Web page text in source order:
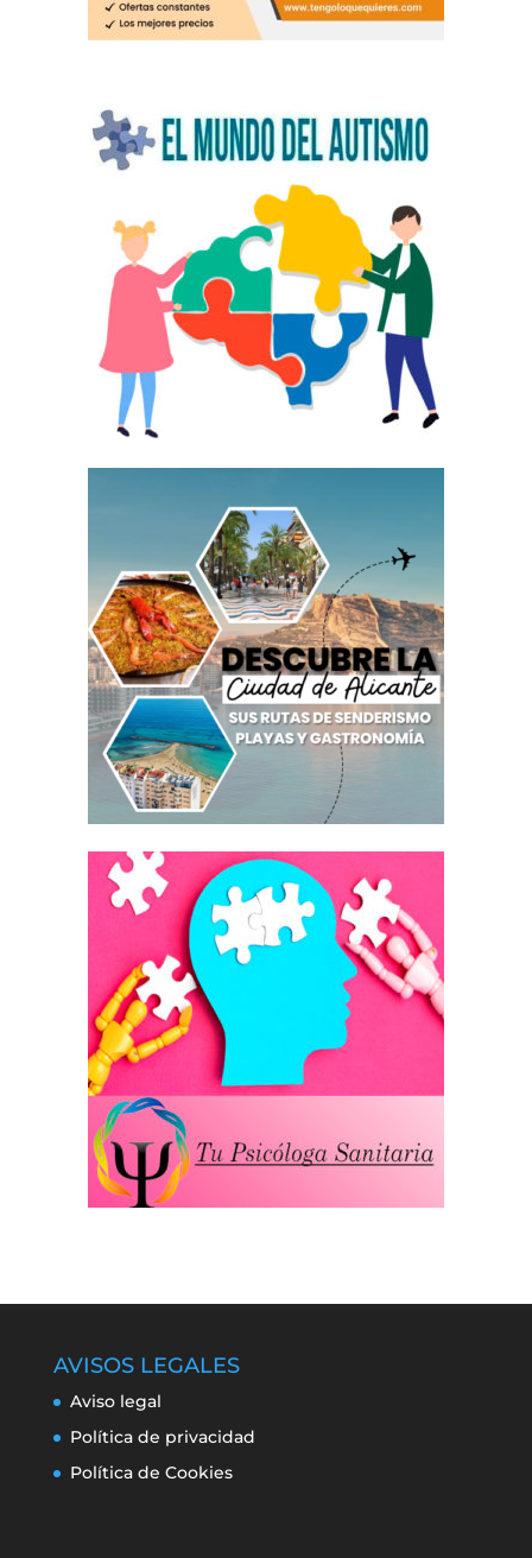
AVISOS LEGALES
Aviso legal
Política de privacidad
Política de Cookies